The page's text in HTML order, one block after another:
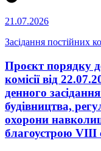
21.07.2026
Засідання постійних
Проєкт порядку
комісії від
денного
будівництва,
охорони
благоустрою VIII